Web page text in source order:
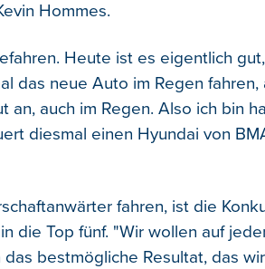
Hommes.
Heute ist es eigentlich
das neue Auto im Regen fahren,
an, auch im Regen. Also ich bin
diesmal einen Hyundai von
fahren, ist die
die Top fünf. "Wir wollen auf
bestmögliche Resultat, das